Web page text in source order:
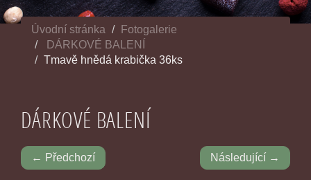
Úvodní stránka
Fotogalerie
DÁRKOVÉ BALENÍ
Tmavě hnědá krabička 36ks
DÁRKOVÉ BALENÍ
← Předchozí Následující →